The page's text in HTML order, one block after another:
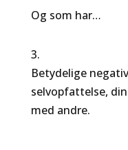
Og som har…
3.
Betydelige
selvopfattelse,
med andre.